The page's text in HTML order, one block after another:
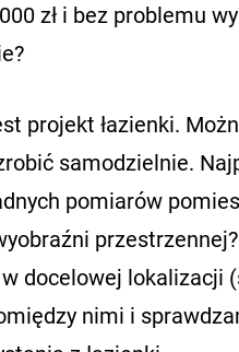
zł i bez problemu
projekt łazienki.
samodzielnie.
pomiarów
docelowej lokalizacji
nimi i